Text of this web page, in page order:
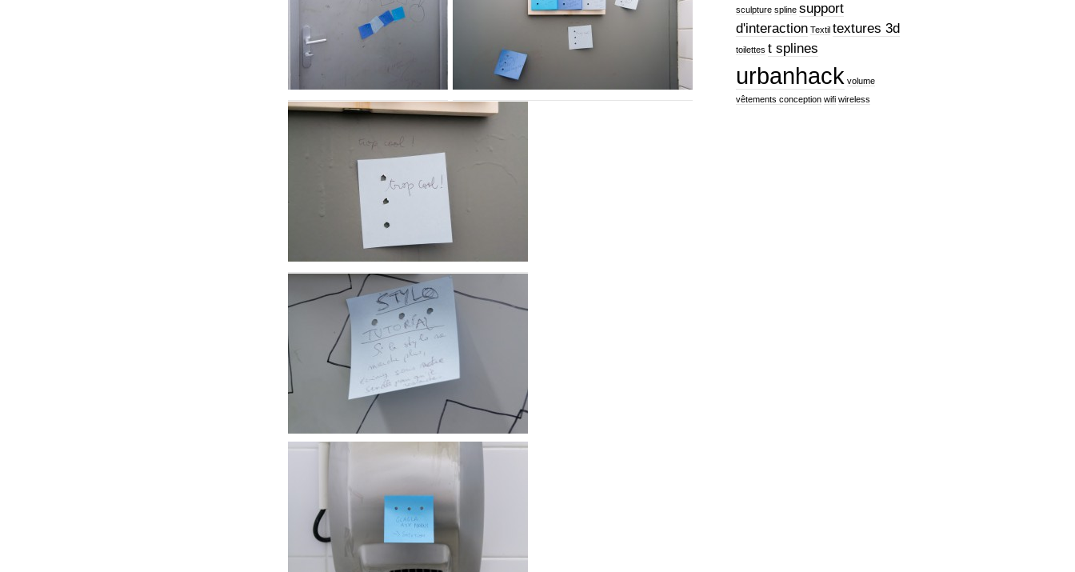
sculpture spline support
d'interaction Textil textures 3d
toilettes t splines
urbanhack volume
vêtements conception wifi wireless